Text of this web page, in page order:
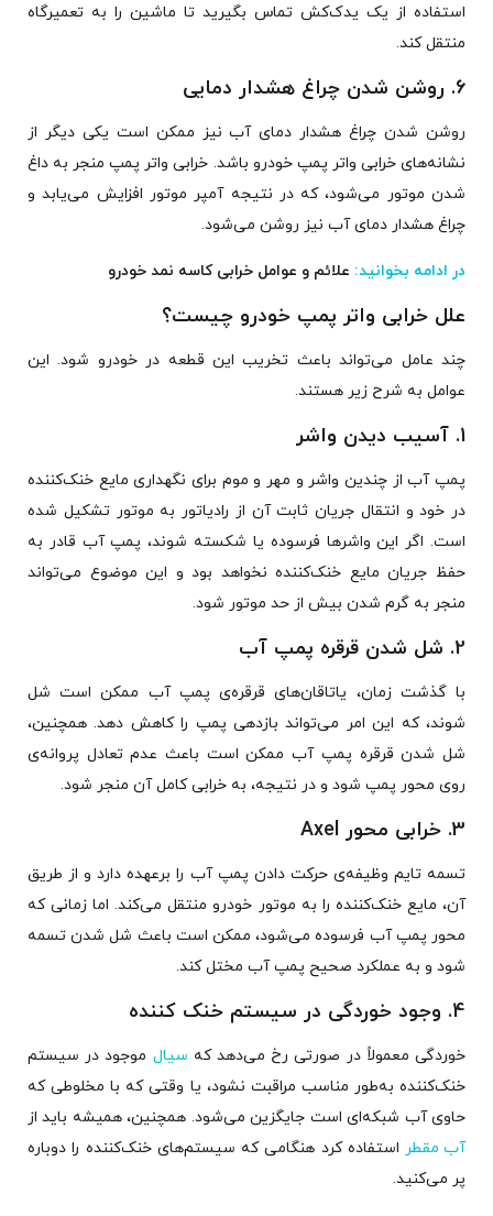
استفاده از یک یدک‌کش تماس بگیرید تا ماشین را به تعمیرگاه
منتقل کند.
6. روشن شدن چراغ هشدار دمایی
روشن شدن چراغ هشدار دمای آب نیز ممکن است یکی دیگر از
نشانه‌های خرابی واتر پمپ خودرو باشد. خرابی واتر پمپ منجر به داغ
شدن موتور می‌شود، که در نتیجه آمپر موتور افزایش می‌یابد و
چراغ هشدار دمای آب نیز روشن می‌شود.
در ادامه بخوانید: علائم و عوامل خرابی کاسه نمد خودرو
علل خرابی واتر پمپ خودرو چیست؟
چند عامل می‌تواند باعث تخریب این قطعه در خودرو شود. این
عوامل به شرح زیر هستند.
1. آسیب دیدن واشر
پمپ آب از چندین واشر و مهر و موم برای نگهداری مایع خنک‌کننده
در خود و انتقال جریان ثابت آن از رادیاتور به موتور تشکیل شده
است. اگر این واشرها فرسوده یا شکسته شوند، پمپ آب قادر به
حفظ جریان مایع خنک‌کننده نخواهد بود و این موضوع می‌تواند
منجر به گرم شدن بیش از حد موتور شود.
2. شل شدن قرقره پمپ آب
با گذشت زمان، یاتاقان‌های قرقره‌ی پمپ آب ممکن است شل
شوند، که این امر می‌تواند بازدهی پمپ را کاهش دهد. همچنین،
شل شدن قرقره پمپ آب ممکن است باعث عدم تعادل پروانه‌ی
روی محور پمپ شود و در نتیجه، به خرابی کامل آن منجر شود.
3. خرابی محور Axel
تسمه تایم وظیفه‌ی حرکت دادن پمپ آب را برعهده دارد و از طریق
آن، مایع خنک‌کننده را به موتور خودرو منتقل می‌کند. اما زمانی که
محور پمپ آب فرسوده می‌شود، ممکن است باعث شل شدن تسمه
شود و به عملکرد صحیح پمپ آب مختل کند.
4. وجود خوردگی در سیستم خنک کننده
خوردگی معمولاً در صورتی رخ می‌دهد که سیال موجود در سیستم
خنک‌کننده به‌طور مناسب مراقبت نشود، یا وقتی که با مخلوطی که
حاوی آب شبکه‌ای است جایگزین می‌شود. همچنین، همیشه باید از
آب مقطر استفاده کرد هنگامی که سیستم‌های خنک‌کننده را دوباره
پر می‌کنید.